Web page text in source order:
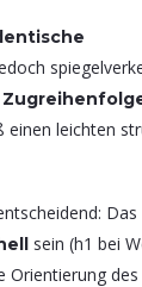
leichten
Das
sein (h1 bei
Orientierung